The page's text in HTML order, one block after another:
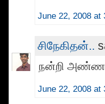
June 22, 2008 at
சிநேகிதன்..
நன்றி
June 22, 2008 at